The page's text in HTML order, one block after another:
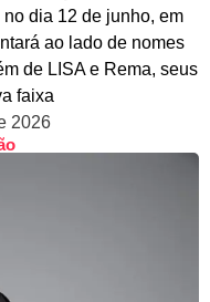
dia 12 de junho, em
ao lado de nomes
de LISA e Rema, seus
faixa
2026